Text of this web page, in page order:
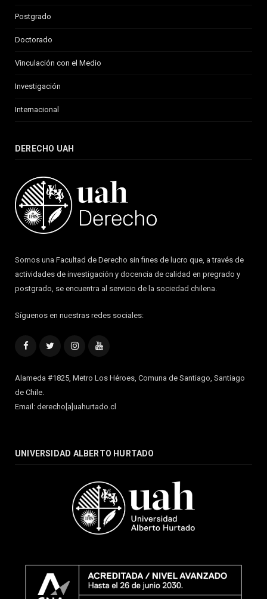
Postgrado
Doctorado
Vinculación con el Medio
Investigación
Internacional
DERECHO UAH
Somos una Facultad de Derecho sin fines de lucro que, a través de
actividades de investigación y docencia de calidad en pregrado y
postgrado, se encuentra al servicio de la sociedad chilena.
Síguenos en nuestras redes sociales:
FacebookTwitterInstagramYouTube
Alameda #1825, Metro Los Héroes, Comuna de Santiago, Santiago
de Chile.
Email: derecho[a]uahurtado.cl
UNIVERSIDAD ALBERTO HURTADO